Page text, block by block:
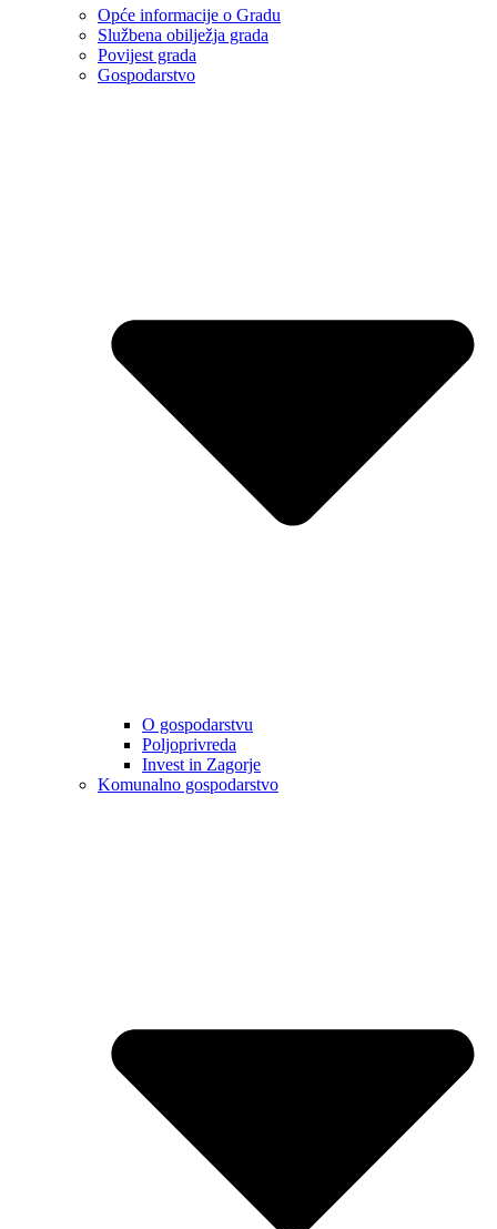
Opće informacije o Gradu
Službena obilježja grada
Povijest grada
Gospodarstvo
O gospodarstvu
Poljoprivreda
Invest in Zagorje
Komunalno gospodarstvo